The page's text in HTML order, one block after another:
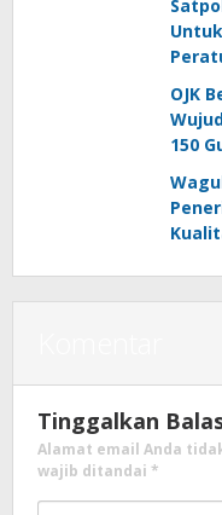
OJK
150
Polis
Tinggalkan
Alamat email Anda
wajib ditandai *